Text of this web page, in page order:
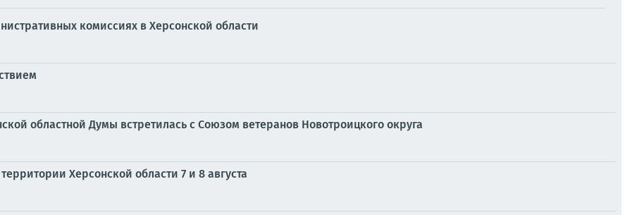
комиссиях в Херсонской области
областной Думы встретилась с Союзом ветеранов Новотроицкого округа
Херсонской области 7 и 8 августа